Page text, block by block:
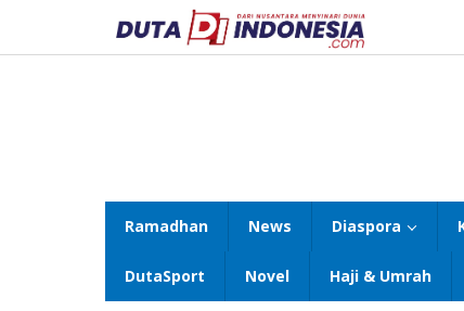
konten
Ramadhan News Diaspora
DutaSport Novel Haji & Umrah